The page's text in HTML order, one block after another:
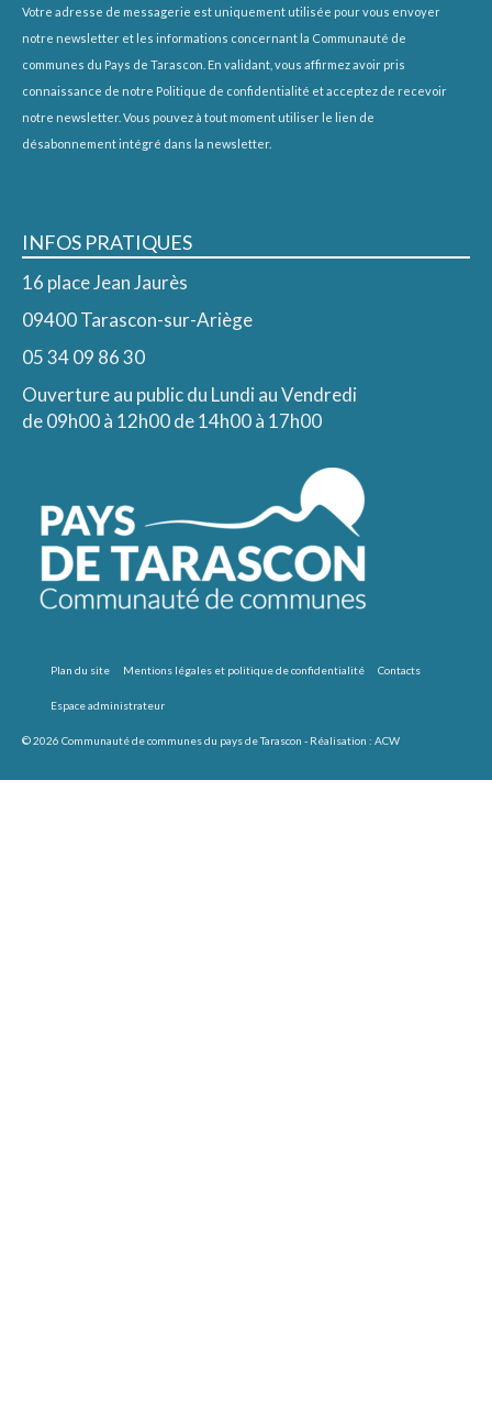
Votre adresse de messagerie est uniquement utilisée pour vous envoyer
notre newsletter et les informations concernant la Communauté de
communes du Pays de Tarascon. En validant, vous affirmez avoir pris
connaissance de notre Politique de confidentialité et acceptez de recevoir
notre newsletter. Vous pouvez à tout moment utiliser le lien de
désabonnement intégré dans la newsletter.
INFOS PRATIQUES
16 place Jean Jaurès
09400 Tarascon-sur-Ariège
05 34 09 86 30
Ouverture au public du Lundi au Vendredi
de 09h00 à 12h00 de 14h00 à 17h00
Plan du site Mentions légales et politique de confidentialité Contacts
Espace administrateur
© 2026 Communauté de communes du pays de Tarascon - Réalisation : ACW